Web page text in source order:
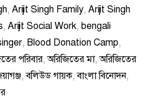
, Arijit Singh Family, Arijit Singh
, Arijit Social Work, bengali
, Blood Donation Camp,
পরিবার,অরিজিতের মা,অরিজিতের
,বলিউড গায়ক,বাংলা বিনোদন,